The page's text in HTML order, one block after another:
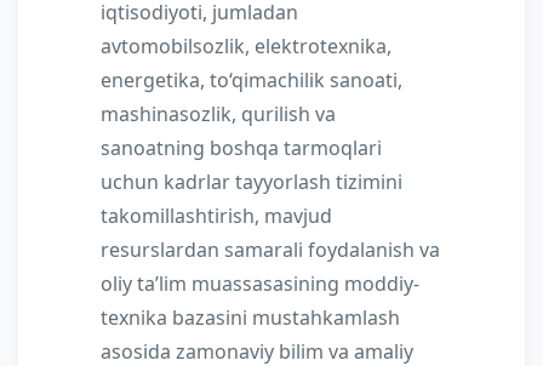
iqtisodiyoti, jumladan
avtomobilsozlik, elektrotexnika,
energetika, to‘qimachilik sanoati,
mashinasozlik, qurilish va
sanoatning boshqa tarmoqlari
uchun kadrlar tayyorlash tizimini
takomillashtirish, mavjud
resurslardan samarali foydalanish va
oliy ta’lim muassasasining moddiy-
texnika bazasini mustahkamlash
asosida zamonaviy bilim va amaliy